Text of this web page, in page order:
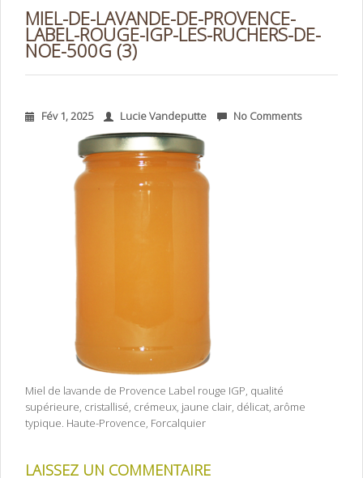
MIEL-DE-LAVANDE-DE-PROVENCE-
LABEL-ROUGE-IGP-LES-RUCHERS-DE-
NOE-500G (3)
Fév 1, 2025 Lucie Vandeputte No Comments
Miel de lavande de Provence Label rouge IGP, qualité
supérieure, cristallisé, crémeux, jaune clair, délicat, arôme
typique. Haute-Provence, Forcalquier
LAISSEZ UN COMMENTAIRE